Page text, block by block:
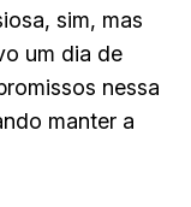
sim, mas
um dia de
nessa
manter a